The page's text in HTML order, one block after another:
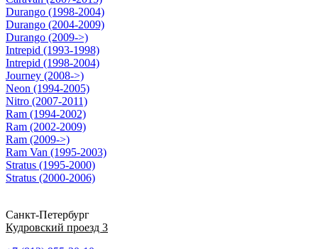
Durango (1998-2004)
Durango (2004-2009)
Durango (2009->)
Intrepid (1993-1998)
Intrepid (1998-2004)
Journey (2008->)
Neon (1994-2005)
Nitro (2007-2011)
Ram (1994-2002)
Ram (2002-2009)
Ram (2009->)
Ram Van (1995-2003)
Stratus (1995-2000)
Stratus (2000-2006)
Санкт-Петербург
Кудровский проезд 3